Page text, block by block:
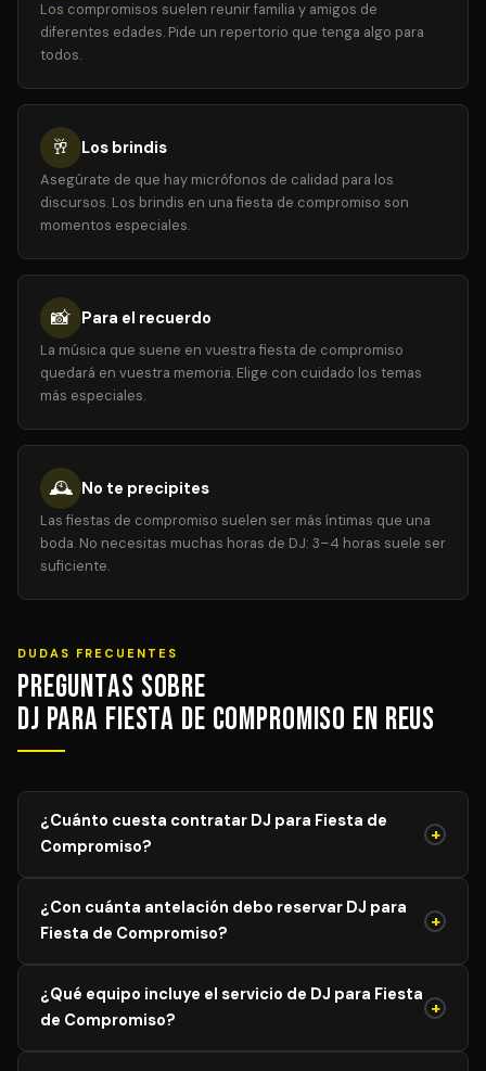
Los compromisos suelen reunir familia y amigos de
diferentes edades. Pide un repertorio que tenga algo para
todos.
🥂 Los brindis
Asegúrate de que hay micrófonos de calidad para los
discursos. Los brindis en una fiesta de compromiso son
momentos especiales.
📸 Para el recuerdo
La música que suene en vuestra fiesta de compromiso
quedará en vuestra memoria. Elige con cuidado los temas
más especiales.
🕰️ No te precipites
Las fiestas de compromiso suelen ser más íntimas que una
boda. No necesitas muchas horas de DJ: 3–4 horas suele ser
suficiente.
DUDAS FRECUENTES
Preguntas sobre
DJ para Fiesta de Compromiso en Reus
¿Cuánto cuesta contratar DJ para Fiesta de
Compromiso?
+
el aforo, duración y equipamiento necesario. Los precios
mostrados son orientativos; solicita tu presupuesto
DJs verificados en menos de 24 horas.
¿Con cuánta antelación debo reservar DJ para
Fiesta de Compromiso?
+
recomendamos reservar con al menos 4–8 semanas de
antelación para eventos generales. Para bodas y
¿Qué equipo incluye el servicio de DJ para Fiesta
de Compromiso?
+